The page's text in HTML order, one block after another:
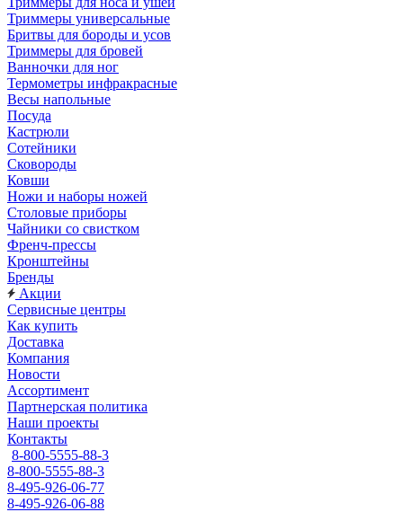
Триммеры универсальные
Бритвы для бороды и усов
Триммеры для бровей
Ванночки для ног
Термометры инфракрасные
Весы напольные
Посуда
Кастрюли
Сотейники
Сковороды
Ковши
Ножи и наборы ножей
Столовые приборы
Чайники со свистком
Френч-прессы
Кронштейны
Бренды
Акции
Сервисные центры
Как купить
Доставка
Компания
Новости
Ассортимент
Партнерская политика
Наши проекты
Контакты
8-800-5555-88-3
8-800-5555-88-3
8-495-926-06-77
8-495-926-06-88